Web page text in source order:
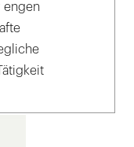
engen